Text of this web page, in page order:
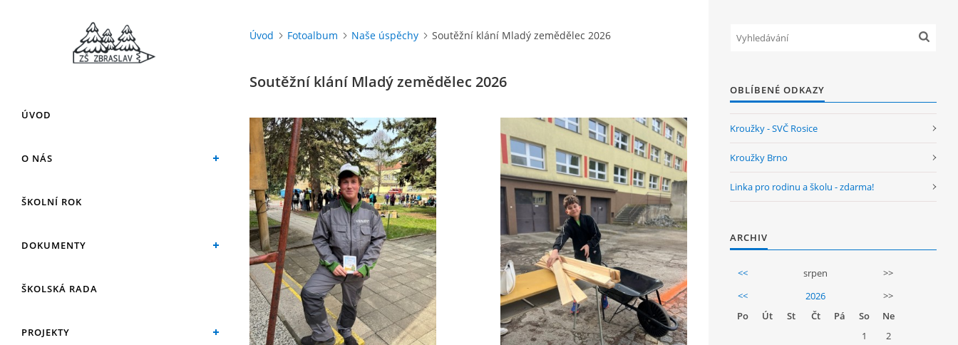
ÚVOD
O NÁS
ŠKOLNÍ ROK
DOKUMENTY
ŠKOLSKÁ RADA
PROJEKTY
Úvod Fotoalbum Naše úspěchy Soutěžní klání Mladý zemědělec 2026
Soutěžní klání Mladý zemědělec 2026 OBLÍBENÉ ODKAZY
Kroužky - SVČ Rosice
Kroužky Brno
Linka pro rodinu a školu - zdarma!
ARCHIV
<< srpen
>>
<<
2026
>>
Po
Út St Čt Pá So
Ne
1
2